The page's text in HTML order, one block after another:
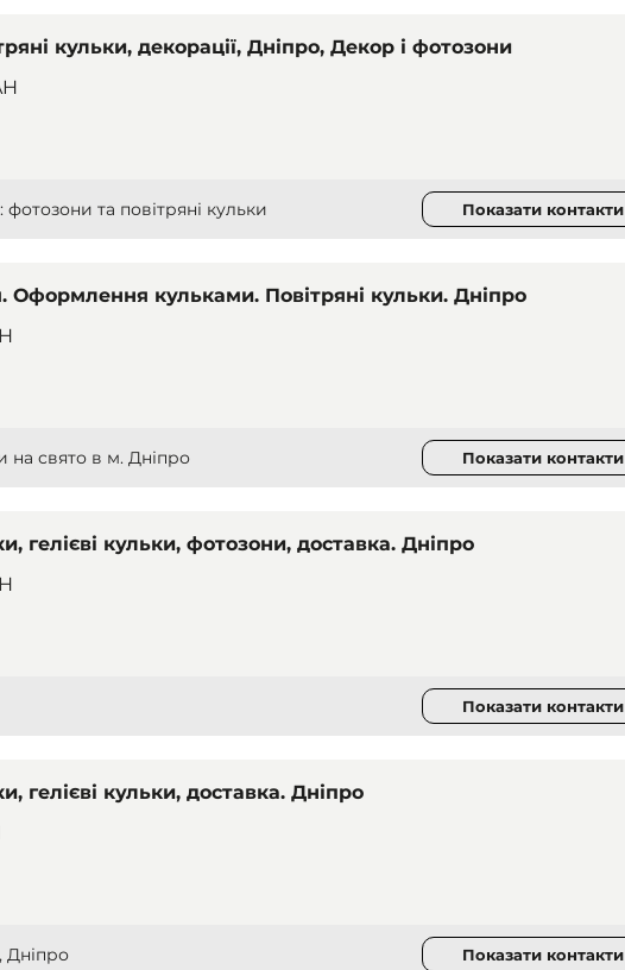
кульки, декорації, Дніпро, Декор і фотозони
та повітряні кульки Показати контакти
Оформлення кульками. Повітряні кульки. Дніпро
на свято в м. Дніпро Показати контакти
гелієві кульки, фотозони, доставка. Дніпро
Показати контакти
гелієві кульки, доставка. Дніпро
Дніпро Показати контакти